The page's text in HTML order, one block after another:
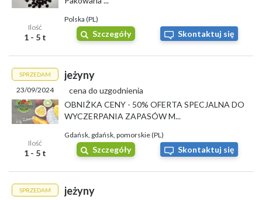
Ilość
1 - 5 t
Polska (PL)
Szczegóły Skontaktuj się
SPRZEDAM
23/09/2024
Ilość
1 - 5 t
jeżyny
cena do uzgodnienia
OBNIŻKA CENY - 50% OFERTA SPECJALNA DO
WYCZERPANIA ZAPASÓW M...
Gdańsk, gdańsk, pomorskie (PL)
Szczegóły Skontaktuj się
SPRZEDAM jeżyny